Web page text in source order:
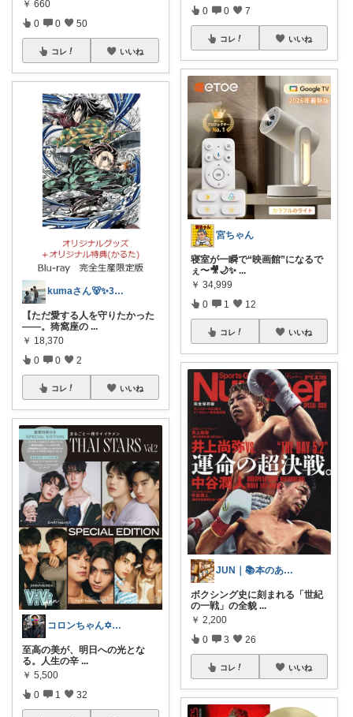
￥ 660
0 0 50
コレ いいね
kumaさん🐻✨3兄弟
【ただ愛する人を守りたかった
――。猗窩座の ...
￥ 18,370
0 0 2
コレ いいね
コロンちゃん✡元居酒屋ホールバイト✡
至高の美が、明日への光とな
る。 ​人生の辛 ...
￥ 5,500
0 1 32
0 0 7
コレ いいね
宮ちゃん
寝室が一瞬で“映画館”になるで
ぇ〜🎥🌙✨ ...
￥ 34,999
0 1 12
コレ いいね
JUN｜📚本のある暮らし
ボクシング史に刻まれる「世紀
の一戦」の全貌 ...
￥ 2,200
0 3 26
コレ いいね